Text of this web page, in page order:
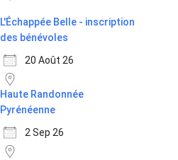
L'Échappée Belle - inscription
des bénévoles
20 Août 26
Haute Randonnée
Pyrénéenne
2 Sep 26